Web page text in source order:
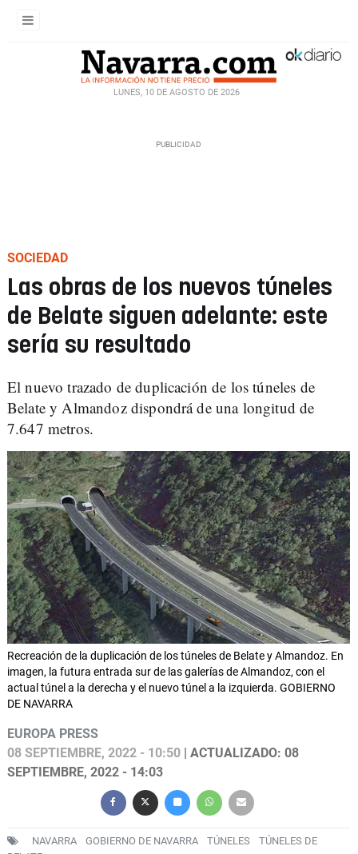
LUNES, 10 DE AGOSTO DE 2026
SOCIEDAD
Las obras de los nuevos túneles
de Belate siguen adelante: este
sería su resultado
El nuevo trazado de duplicación de los túneles de
Belate y Almandoz dispondrá de una longitud de
7.647 metros.
Recreación de la duplicación de los túneles de Belate y Almandoz. En
imagen, la futura entrada sur de las galerías de Almandoz, con el
actual túnel a la derecha y el nuevo túnel a la izquierda. GOBIERNO
DE NAVARRA
EUROPA PRESS
08 SEPTIEMBRE, 2022 - 10:50 | ACTUALIZADO: 08
SEPTIEMBRE, 2022 - 14:03
NAVARRA GOBIERNO DE NAVARRA TÚNELES
TÚNELES DE